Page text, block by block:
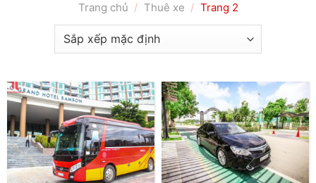
Trang chủ / Thuê xe / Trang 2